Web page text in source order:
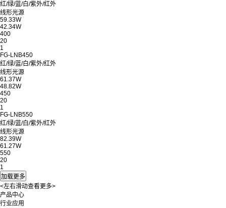
红/绿/蓝/白/紫外/红外
线形光源
59.33W
42.34W
400
20
1
FG-LNB450
红/绿/蓝/白/紫外/红外
线形光源
61.37W
48.82W
450
20
1
FG-LNB550
红/绿/蓝/白/紫外/红外
线形光源
82.39W
61.27W
550
20
1
<左右滑动查看更多>
产品中心
行业应用